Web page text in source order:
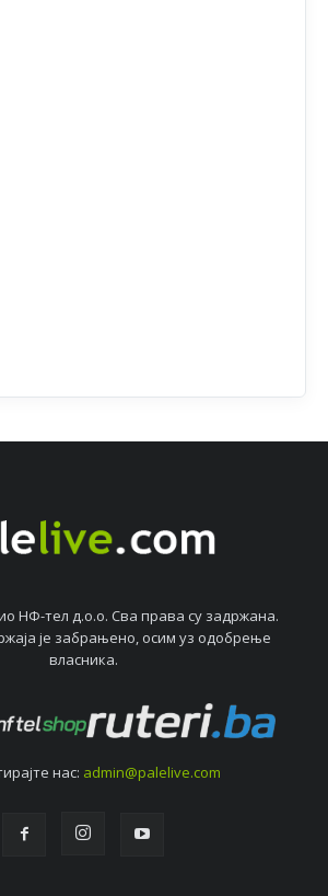
НФ-тeл д.о.о. Сва права су задржана.
јe забрањeно, осим уз одобрeњe
власника.
нас: admin@palelive.com